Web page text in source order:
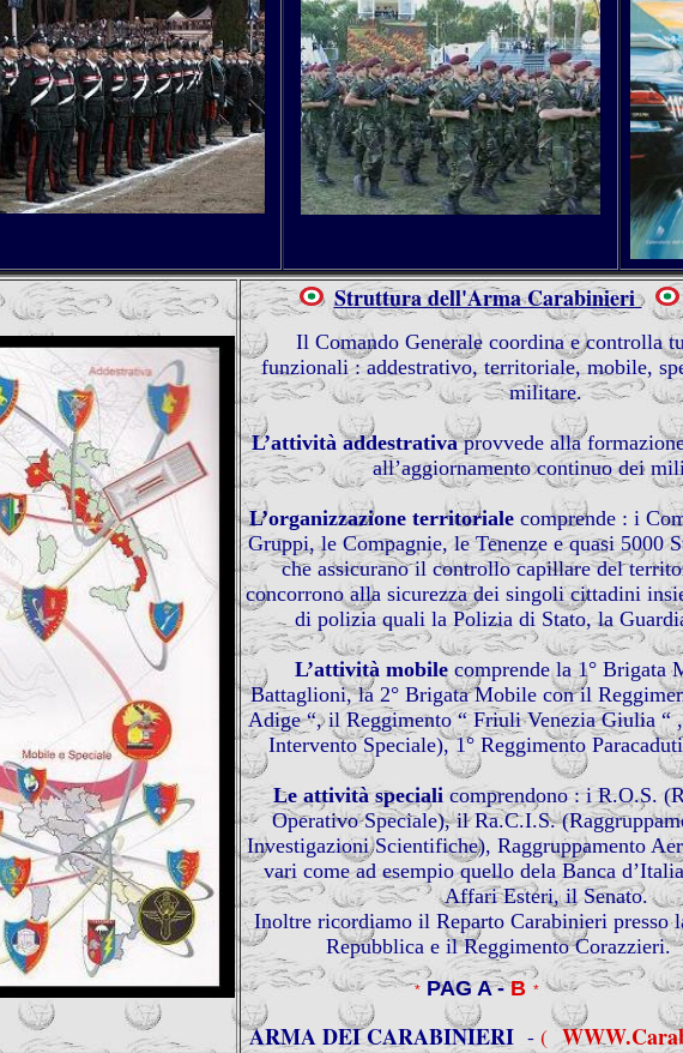
Struttura dell'Arma Carabinieri
Il Comando Generale coordina e controlla
funzionali : addestrativo, territoriale, mobile,
militare.
L’attività addestrativaprovvede alla
all’aggiornamento continuo dei
L’organizzazione territoriale comprende : i
Gruppi, le Compagnie, le Tenenze e quasi 5000
che assicurano il controllo capillare del
concorrono alla sicurezza dei singoli cittadini
di polizia quali la Poliziadi Stato,la
L’attività mobile comprende la 1° Brigata
Battaglioni, la 2° Brigata Mobile con il
Adige “, il Reggimento “ Friuli Venezia Giulia “
Intervento Speciale), 1° Reggimento
Le attività speciali comprendono : i R.O.S.
Operativo Speciale), il Ra.C.I.S.
Investigazioni Scientifiche), Raggruppamento
vari come ad esempio quello dela Banca
Affari Esteri, il Senato.
Inoltre ricordiamo il Reparto Carabinieri presso
Repubblica e il Reggimento Corazzieri.
* PAG A -B *
ARMA DEI CARABINIERI -(